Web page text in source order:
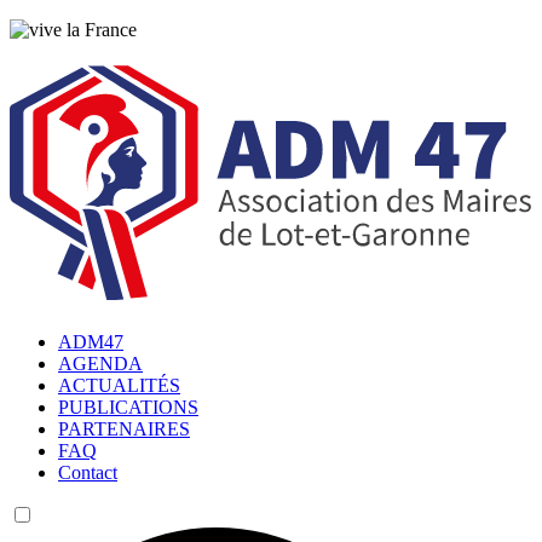
ADM47
AGENDA
ACTUALITÉS
PUBLICATIONS
PARTENAIRES
FAQ
Contact